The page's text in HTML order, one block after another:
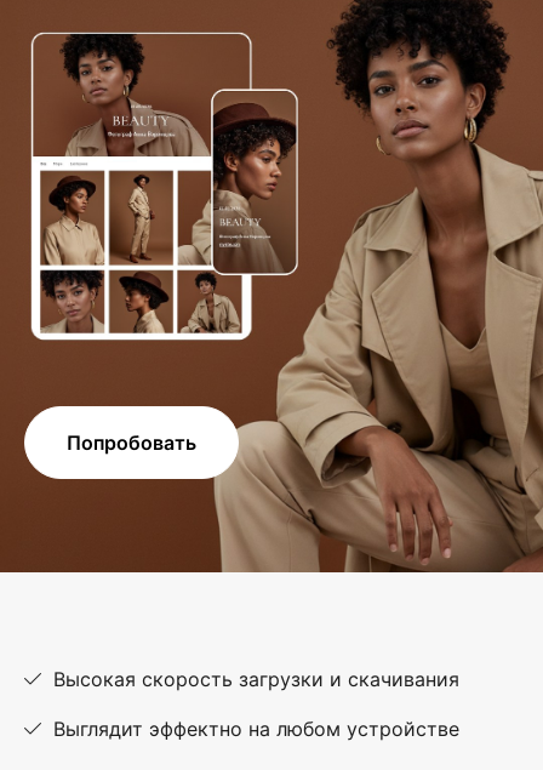
Попробовать
Высокая скорость загрузки и скачивания
Выглядит эффектно на любом устройстве